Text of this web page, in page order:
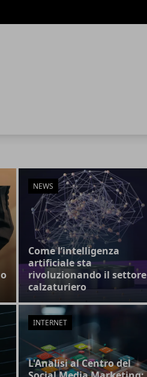
NEWS
Come l’intelligenza
artificiale sta
rivoluzionando il settore
calzaturiero
INTERNET
L'Analisi al Centro del